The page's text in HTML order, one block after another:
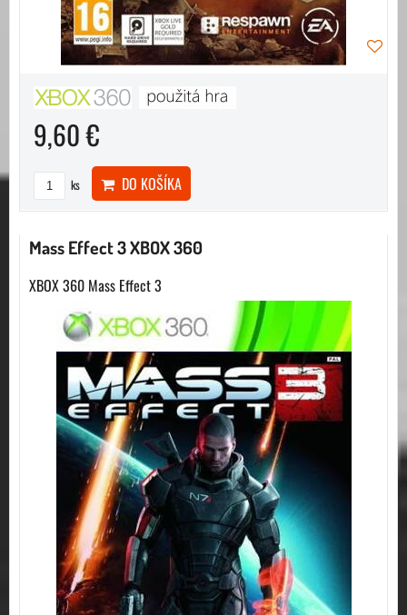
9,60 €
ks DO KOŠÍKA
Mass Effect 3 XBOX 360
XBOX 360 Mass Effect 3